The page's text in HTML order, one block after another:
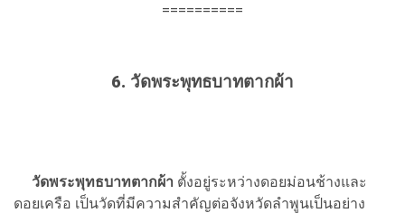
==========
6. วัดพระพุทธบาทตากผ้า
วัดพระพุทธบาทตากผ้า ตั้งอยู่ระหว่างดอยม่อนช้างและ
ดอยเครือ เป็นวัดที่มีความสำคัญต่อจังหวัดลำพูนเป็นอย่าง